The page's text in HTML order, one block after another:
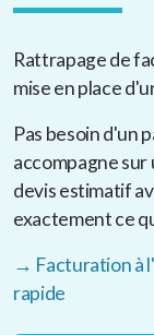
Rattrapage de
mise en place
Pas besoin d'un
accompagne sur
devis estimatif
exactement ce
→ Facturation à
rapide